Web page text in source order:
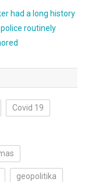
had a long history
routinely
Covid 19
geopolitika